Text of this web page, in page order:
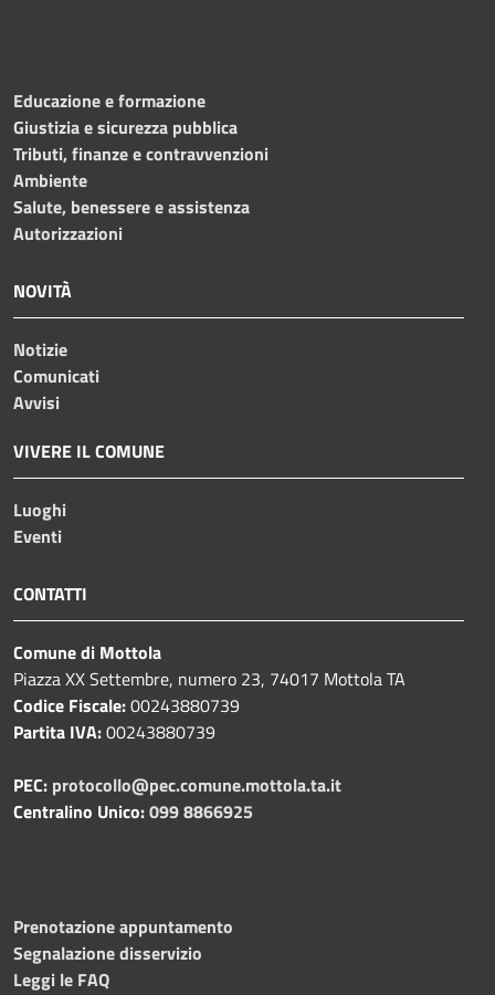
Educazione e formazione
Giustizia e sicurezza pubblica
Tributi, finanze e contravvenzioni
Ambiente
Salute, benessere e assistenza
Autorizzazioni
NOVITÀ
Notizie
Comunicati
Avvisi
VIVERE IL COMUNE
Luoghi
Eventi
CONTATTI
Comune di Mottola
Piazza XX Settembre, numero 23, 74017 Mottola TA
Codice Fiscale:00243880739
Partita IVA:00243880739
PEC: protocollo@pec.comune.mottola.ta.it
Centralino Unico:099 8866925
Prenotazione appuntamento
Segnalazione disservizio
Leggi le FAQ